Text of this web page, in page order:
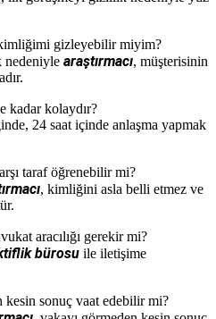
gizleyebilir miyim?
nedeniyle araştırmacı, müşterisinin
kadar kolaydır?
24 saat içinde anlaşma yapmak
taraf öğrenebilir mi?
, kimliğini asla belli etmez ve
aracılığı gerekir mi?
bürosu ile iletişime
kesin sonuç vaat edebilir mi?